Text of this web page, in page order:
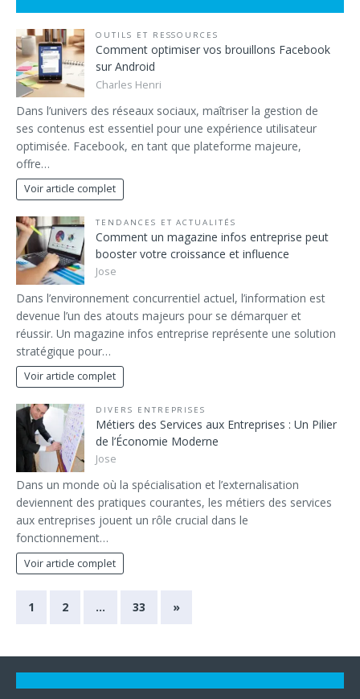
OUTILS ET RESSOURCES
Comment optimiser vos brouillons Facebook
sur Android
Charles Henri
Dans l’univers des réseaux sociaux, maîtriser la gestion de
ses contenus est essentiel pour une expérience utilisateur
optimisée. Facebook, en tant que plateforme majeure,
offre…
Voir article complet
TENDANCES ET ACTUALITÉS
Comment un magazine infos entreprise peut
booster votre croissance et influence
Jose
Dans l’environnement concurrentiel actuel, l’information est
devenue l’un des atouts majeurs pour se démarquer et
réussir. Un magazine infos entreprise représente une solution
stratégique pour…
Voir article complet
DIVERS ENTREPRISES
Métiers des Services aux Entreprises : Un Pilier
de l’Économie Moderne
Jose
Dans un monde où la spécialisation et l’externalisation
deviennent des pratiques courantes, les métiers des services
aux entreprises jouent un rôle crucial dans le
fonctionnement…
Voir article complet
1 2 … 33 »